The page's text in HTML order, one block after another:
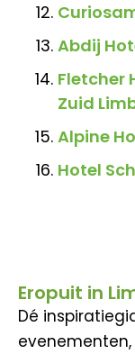
Abdij
Fletcher
Zuid
Alpine
Hotel
Eropuit in
Dé